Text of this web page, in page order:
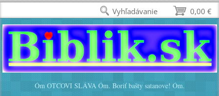
Óm OTCOVI SLÁVA Óm. Boriť bašty satanove! Óm.
0,00 €
Vyhľadávanie